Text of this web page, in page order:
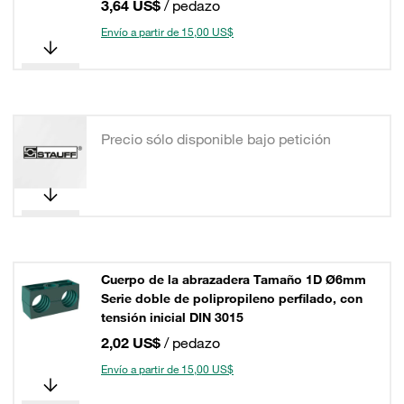
3,64 US$ / pedazo
Envío a partir de 15,00 US$
Precio sólo disponible bajo petición
Cuerpo de la abrazadera Tamaño 1D Ø6mm
Serie doble de polipropileno perfilado, con
tensión inicial DIN 3015
2,02 US$ / pedazo
Envío a partir de 15,00 US$